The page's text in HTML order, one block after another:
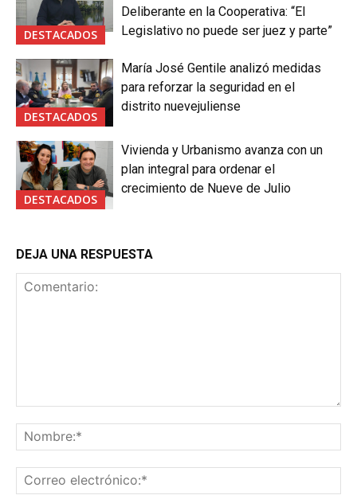
DESTACADOS
Deliberante en la Cooperativa: “El
Legislativo no puede ser juez y parte”
DESTACADOS
María José Gentile analizó medidas
para reforzar la seguridad en el
distrito nuevejuliense
DESTACADOS
Vivienda y Urbanismo avanza con un
plan integral para ordenar el
crecimiento de Nueve de Julio
DEJA UNA RESPUESTA